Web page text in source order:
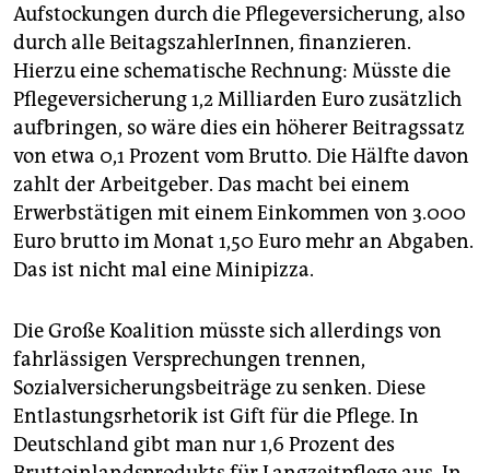
Aufstockungen durch die Pflegeversicherung, also
durch alle BeitagszahlerInnen, finanzieren.
Hierzu eine schematische Rechnung: Müsste die
Pflegeversicherung 1,2 Milliarden Euro zusätzlich
aufbringen, so wäre dies ein höherer Beitragssatz
von etwa 0,1 Prozent vom Brutto. Die Hälfte davon
zahlt der Arbeitgeber. Das macht bei einem
Erwerbstätigen mit einem Einkommen von 3.000
Euro brutto im Monat 1,50 Euro mehr an Abgaben.
Das ist nicht mal eine Minipizza.
Die Große Koalition müsste sich allerdings von
fahrlässigen Versprechungen trennen,
Sozialversicherungsbeiträge zu senken. Diese
Entlastungsrhetorik ist Gift für die Pflege. In
Deutschland gibt man nur 1,6 Prozent des